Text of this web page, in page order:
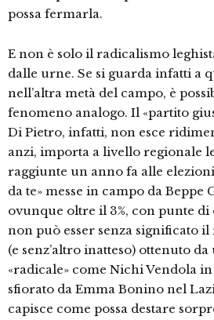
possa fermarla.
E non è solo il radicalismo
dalle urne. Se si guarda infatti a
nell’altra metà del campo, è
fenomeno analogo. Il «partito
Di Pietro, infatti, non esce
anzi, importa a livello regionale
raggiunte un anno fa alle
da te» messe in campo da
ovunque oltre il 3%, con punte di
non può esser senza significato
(e senz’altro inatteso) ottenuto
«radicale» come Nichi Vendola
sfiorato da Emma Bonino nel
capisce come possa destare